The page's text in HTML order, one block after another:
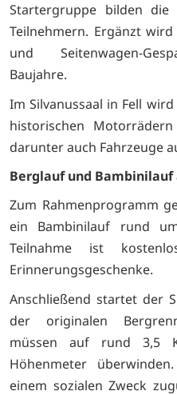
Startergruppe bilden
Teilnehmern. Ergänzt
und Seitenwagen-
Baujahre.
Im Silvanussaal in Fell
historischen
darunter auch Fahrzeuge
Berglauf und Bambinilauf
Zum Rahmenprogramm
ein Bambinilauf rund
Teilnahme ist
Erinnerungsgeschenke.
Anschließend startet der
der originalen
müssen auf rund 3,5
Höhenmeter
einem sozialen Zweck